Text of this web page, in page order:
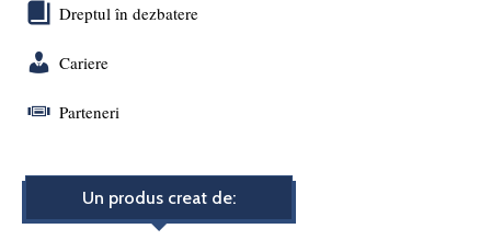
Dreptul în dezbatere
Cariere
Parteneri
Un produs creat de: